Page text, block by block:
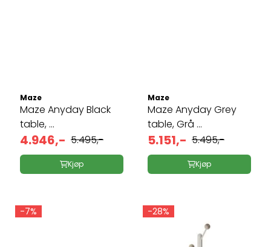
Maze
Maze Anyday Black
table, ...
4.946,- 5.495,-
Kjøp
Maze
Maze Anyday Grey
table, Grå ...
5.151,- 5.495,-
Kjøp
-7% -28%